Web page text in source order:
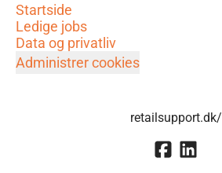
Startside
Ledige jobs
Data og privatliv
Administrer cookies
retailsupport.dk/